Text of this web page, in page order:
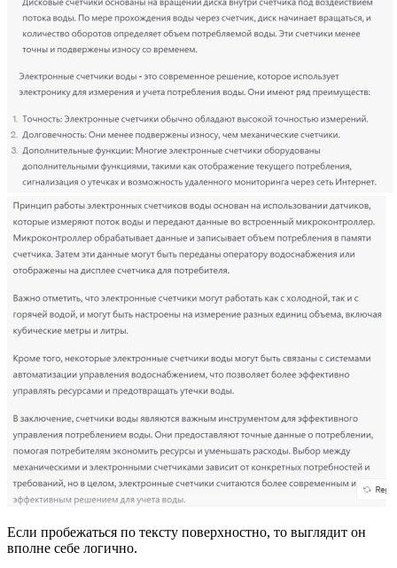
Если пробежаться по тексту поверхностно, то выглядит он
вполне себе логично.